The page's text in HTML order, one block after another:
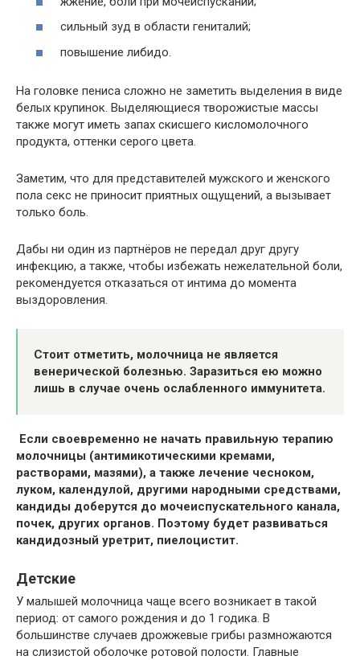
сильный зуд в области гениталий;
повышение либидо.
На головке пениса сложно не заметить выделения в виде
белых крупинок. Выделяющиеся творожистые массы
также могут иметь запах скисшего кисломолочного
продукта, оттенки серого цвета.
Заметим, что для представителей мужского и женского
пола секс не приносит приятных ощущений, а вызывает
только боль.
Дабы ни один из партнёров не передал друг другу
инфекцию, а также, чтобы избежать нежелательной боли,
рекомендуется отказаться от интима до момента
выздоровления.
Стоит отметить, молочница не является
венерической болезнью. Заразиться ею можно
лишь в случае очень ослабленного иммунитета.
Если своевременно не начать правильную терапию
молочницы (антимикотическими кремами,
растворами, мазями), а также лечение чесноком,
луком, календулой, другими народными средствами,
кандиды доберутся до мочеиспускательного канала,
почек, других органов. Поэтому будет развиваться
кандидозный уретрит, пиелоцистит.
Детские
У малышей молочница чаще всего возникает в такой
период: от самого рождения и до 1 годика. В
большинстве случаев дрожжевые грибы размножаются
на слизистой оболочке ротовой полости. Главные